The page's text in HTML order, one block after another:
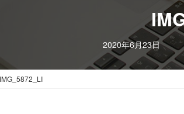
2020年6月23日
IMG_5872_LI